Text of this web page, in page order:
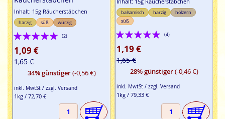
Inhalt: 15g Räucherstäbchen
harzig süß würzig
Bewertung:
100%
(2)
1,09 €
1,65 €
34% günstiger(-0,56 €)
inkl. MwtSt / zzgl. Versand
1kg / 72,70 €
balsamisch harzig
hölzern
süß
Bewertung:
100%
(4)
1,19 €
1,65 €
28% günstiger(-0,46 €)
inkl. MwtSt / zzgl. Versand
1kg / 79,33 €